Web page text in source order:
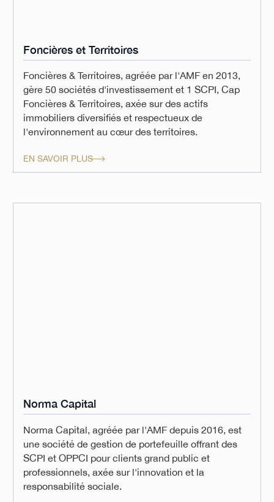
Foncières et Territoires
Foncières & Territoires, agréée par l'AMF en 2013,
gère 50 sociétés d'investissement et 1 SCPI, Cap
Foncières & Territoires, axée sur des actifs
immobiliers diversifiés et respectueux de
l'environnement au cœur des territoires.
EN SAVOIR PLUS
Norma Capital
Norma Capital, agréée par l'AMF depuis 2016, est
une société de gestion de portefeuille offrant des
SCPI et OPPCI pour clients grand public et
professionnels, axée sur l'innovation et la
responsabilité sociale.